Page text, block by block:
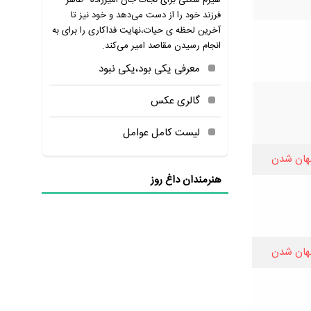
شدن
شدن
فرزند خود را از دست می‌دهد و خود نیز تا
آخرین لحظه ی حیات،نهایت فداکاری را برای به
انجام رسیدن مقاصد امیر می‌کند.
معرفی یکی بود،یکی نبود
گالری عکس
لیست کامل عوامل
هنرمندان داغ روز